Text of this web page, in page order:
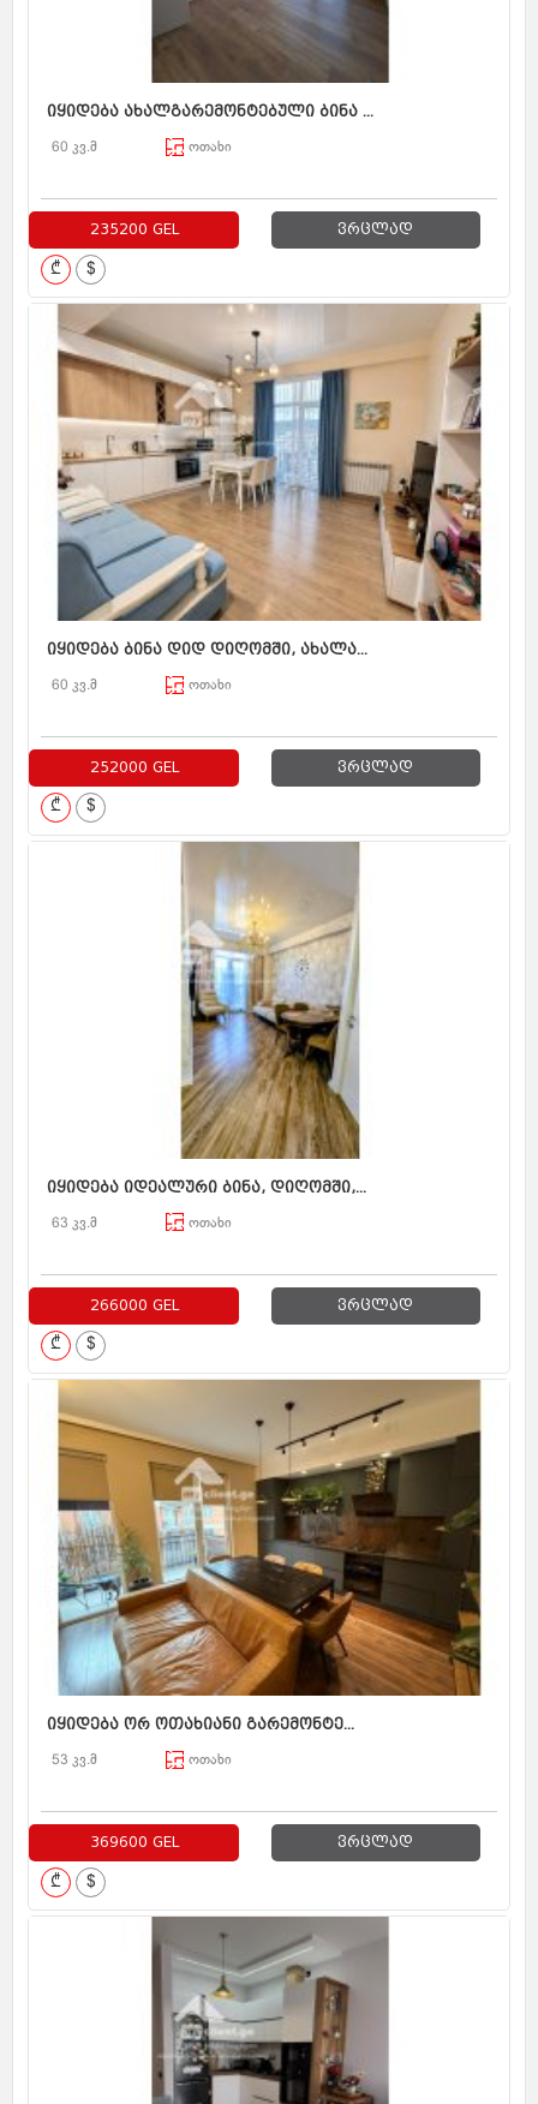
იყიდება ახალგარემონტებული ბინა ...
60 კვ.მ ოთახი
235200 GEL ვრცლად
₾ $
იყიდება ბინა დიდ დიღომში, ახალა...
60 კვ.მ ოთახი
252000 GEL ვრცლად
₾ $
იყიდება იდეალური ბინა, დიღომში,...
63 კვ.მ ოთახი
266000 GEL ვრცლად
₾ $
იყიდება ორ ოთახიანი გარემონტე...
53 კვ.მ ოთახი
369600 GEL ვრცლად
₾ $